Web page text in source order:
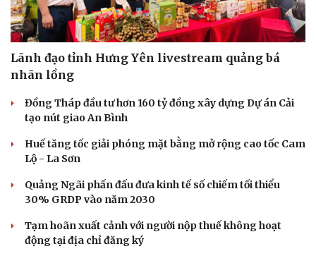
Lãnh đạo tỉnh Hưng Yên livestream quảng bá
nhãn lồng
Đồng Tháp đầu tư hơn 160 tỷ đồng xây dựng Dự án Cải
tạo nút giao An Bình
Huế tăng tốc giải phóng mặt bằng mở rộng cao tốc Cam
Lộ - La Sơn
Quảng Ngãi phấn đấu đưa kinh tế số chiếm tối thiểu
30% GRDP vào năm 2030
Tạm hoãn xuất cảnh với người nộp thuế không hoạt
động tại địa chỉ đăng ký